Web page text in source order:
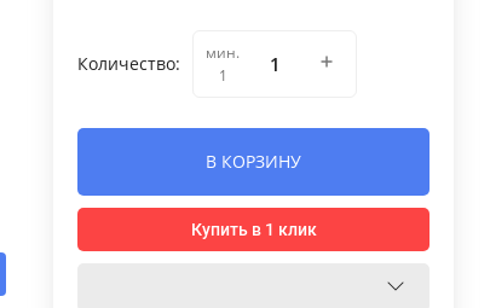
Количество:
мин.
1
В КОРЗИНУ
Купить в 1 клик